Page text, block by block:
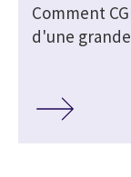
Comment
d'une